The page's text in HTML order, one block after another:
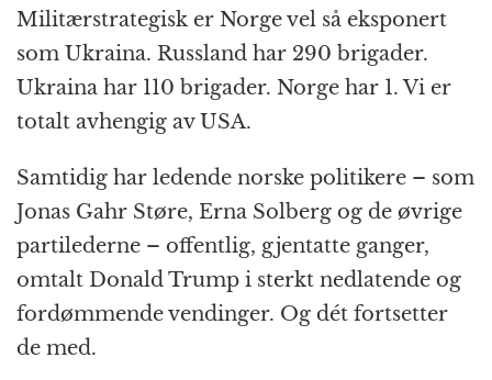
Militærstrategisk er Norge vel så eksponert
som Ukraina. Russland har 290 brigader.
Ukraina har 110 brigader. Norge har 1. Vi er
totalt avhengig av USA.
Samtidig har ledende norske politikere – som
Jonas Gahr Støre, Erna Solberg og de øvrige
partilederne – offentlig, gjentatte ganger,
omtalt Donald Trump i sterkt nedlatende og
fordømmende vendinger. Og dét fortsetter
de med.